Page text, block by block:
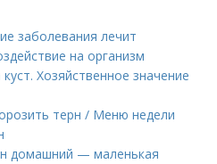
заболевания лечит
на организм
Хозяйственное значение
терн / Меню недели
домашний — маленькая